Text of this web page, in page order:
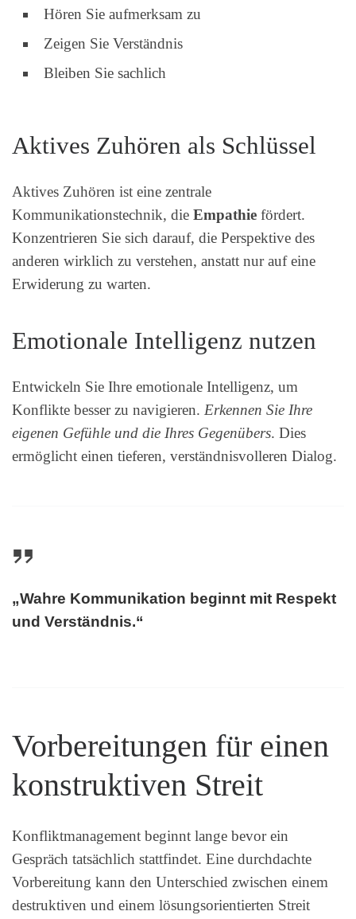
Hören Sie aufmerksam zu
Zeigen Sie Verständnis
Bleiben Sie sachlich
Aktives Zuhören als Schlüssel
Aktives Zuhören ist eine zentrale
Kommunikationstechnik, die Empathie fördert.
Konzentrieren Sie sich darauf, die Perspektive des
anderen wirklich zu verstehen, anstatt nur auf eine
Erwiderung zu warten.
Emotionale Intelligenz nutzen
Entwickeln Sie Ihre emotionale Intelligenz, um
Konflikte besser zu navigieren. Erkennen Sie Ihre
eigenen Gefühle und die Ihres Gegenübers. Dies
ermöglicht einen tieferen, verständnisvolleren Dialog.
„Wahre Kommunikation beginnt mit Respekt
und Verständnis.“
Vorbereitungen für einen
konstruktiven Streit
Konfliktmanagement beginnt lange bevor ein
Gespräch tatsächlich stattfindet. Eine durchdachte
Vorbereitung kann den Unterschied zwischen einem
destruktiven und einem lösungsorientierten Streit